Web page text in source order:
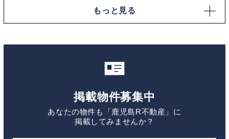
もっと見る
掲載物件募集中
あなたの物件も「鹿児島R不動産」に
掲載してみませんか？